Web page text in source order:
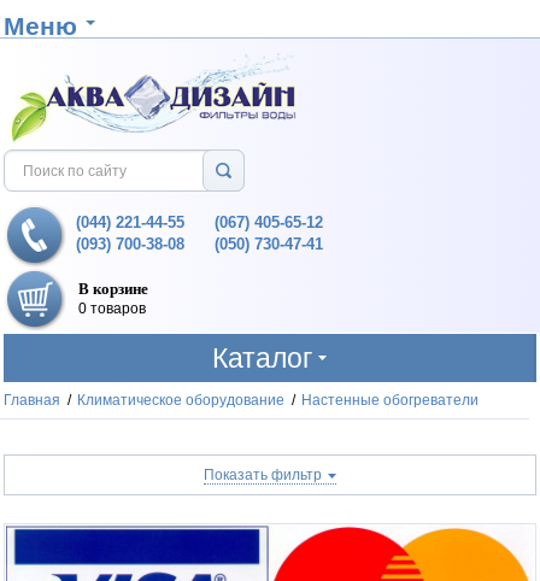
Меню
(044) 221-44-55
(093) 700-38-08
(067) 405-65-12
(050) 730-47-41
В корзине
0 товаров
Каталог
Главная / Климатическое оборудование / Настенные обогреватели
Показать фильтр